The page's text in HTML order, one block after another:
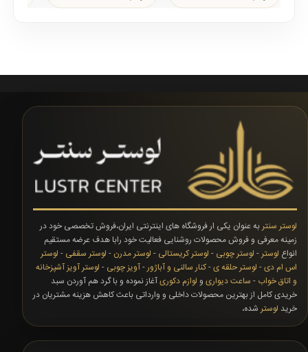
شکل شاخه ها بصورت..
لوستر سنتر به عنوان یکی ار فروشگاه های اینترنتی ایران،فروش تخصصی خود در
زمینه معرفی و فروش محصولات روشنایی فعالیت خود رابا هدف عرضه مستقیم
انواع لوستر - لوستر چوبی - لوستر کریستالی - لوستر مدرن - لوستر سقفی - لوستر
اس ام دی- لوستر حلقه ی-کنار سالنی و آباژور-آویز چوبی - لوستر آویز آشپزخانه
و اتاق خواب - ساعت دیواری و لوازم دکوریآغاز نموده و با گرد هم آوردن سبد
خریدی کامل از بهترین محصولات داخلی و وارداتی باعث کاهش هزینه مشتریان در
خرید لوستر شده،